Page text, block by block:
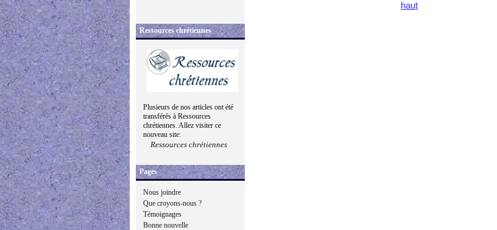
Ressources chrétiennes
Plusieurs de nos articles ont été
transférés à Ressources
chrétiennes. Allez visiter ce
nouveau site:
Ressources chrétiennes
Pages
Nous joindre
Que croyons-nous ?
Témoignages
Bonne nouvelle
haut